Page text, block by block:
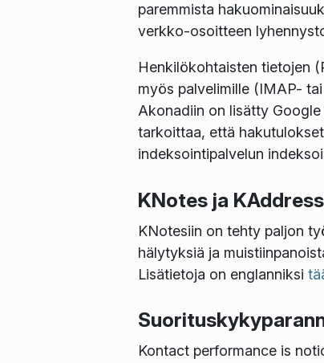
paremmista
verkko-osoitteen
Henkilökohtaisten tietojen
myös palvelimille (IMAP-
Akonadiin on lisätty
tarkoittaa, että
indeksointipalvelun
KNotes ja
KNotesiin on tehty paljon
hälytyksiä ja
Lisätietoja on englanniksi
Kontact performance is